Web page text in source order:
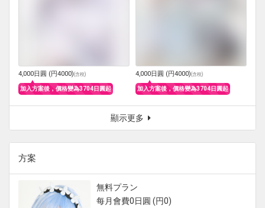
4,000日圓 (円4000)(含稅)
加入方案後，價格變為3704日圓起
4,000日圓 (円4000)(含稅)
加入方案後，價格變為3704日圓起
顯示更多
方案
無料プラン
每月會費0日圓 (円0)